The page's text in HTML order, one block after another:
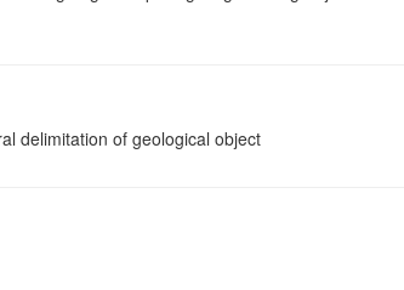
delimitation of geological object